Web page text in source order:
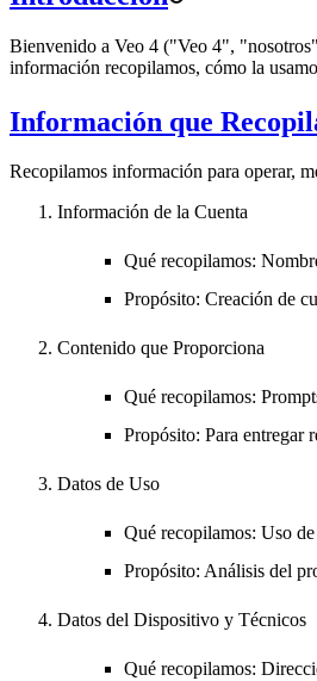
Bienvenido a Veo 4 ("Veo 4",
información recopilamos, cómo la
Información que
Recopilamos información para operar,
Información de la Cuenta
Qué recopilamos:
Propósito: Creación de
Contenido que Proporciona
Qué recopilamos:
Propósito: Para entregar
Datos de Uso
Qué recopilamos: Uso
Propósito: Análisis del
Datos del Dispositivo y Técnicos
Qué recopilamos: